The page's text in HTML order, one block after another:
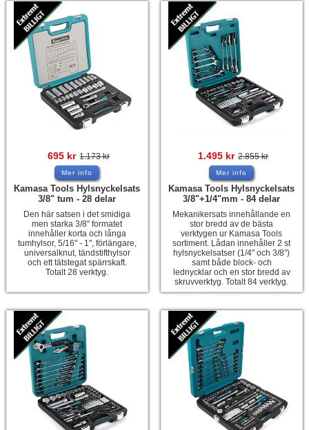
695 kr 1.173kr
Mer info
Kamasa Tools Hylsnyckelsats
3/8" tum - 28 delar
Den här satsen i det smidiga
men starka 3/8" formatet
innehåller korta och långa
tumhylsor, 5/16" - 1", förlängare,
universalknut, tändstifthylsor
och ett tätstegat spärrskaft.
Totalt 28 verktyg.
1.495 kr 2.855kr
Mer info
Kamasa Tools Hylsnyckelsats
3/8"+1/4"mm - 84 delar
Mekanikersats innehållande en
stor bredd av de bästa
verktygen ur Kamasa Tools
sortiment. Lådan innehåller 2 st
hylsnyckelsatser (1/4" och 3/8")
samt både block- och
lednycklar och en stor bredd av
skruvverktyg. Totalt 84 verktyg.